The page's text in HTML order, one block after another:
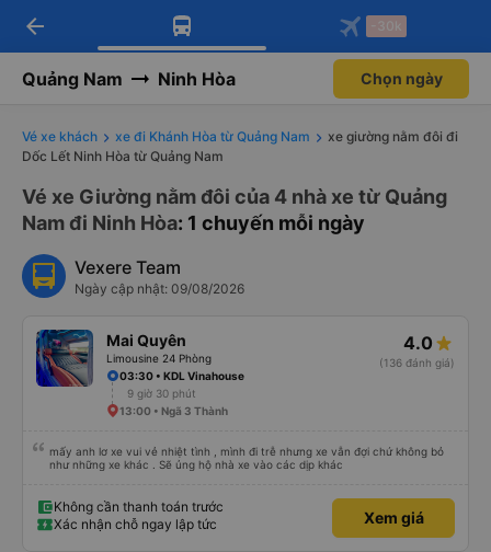
Tải app Vexere ngay!
Nhận ưu đãi thành viên độc
Mở app
Tải app Vexere
-30k/ghế khi đặt vé máy bay qua
Mở app
arrow_back -30k
Quảng Nam Ninh Hòa Chọn ngày
Vé xe khách xe đi Khánh Hòa từ Quảng Nam
xe giường nằm đôi đi
Dốc Lết Ninh Hòa từ Quảng Nam
Vé xe Giường nằm đôi của 4 nhà xe từ Quảng
Nam đi Ninh Hòa: 1 chuyến mỗi ngày
Vexere Team
Ngày cập nhật: 09/08/2026
Mai Quyên
Limousine 24 Phòng
4.0
(136 đánh giá)
03:30 • KDL Vinahouse
9 giờ 30 phút
13:00 • Ngã 3 Thành
mấy anh lơ xe vui vẻ nhiệt tình , mình đi trễ nhưng xe vẫn đợi chứ không bỏ
như những xe khác . Sẽ ủng hộ nhà xe vào các dịp khác
Không cần thanh toán trước
Xác nhận chỗ ngay lập tức
Xem giá